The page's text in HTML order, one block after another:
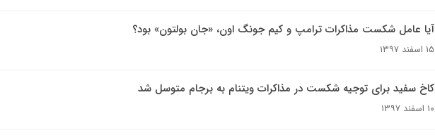
آیا عامل شکست مذاکرات ترامپ و کیم جونگ اون، «جان بولتون» بود؟
۱۵ اسفند ۱۳۹۷
کاخ سفید برای توجیه شکست در مذاکرات ویتنام به برجام متوسل شد
۱۰ اسفند ۱۳۹۷